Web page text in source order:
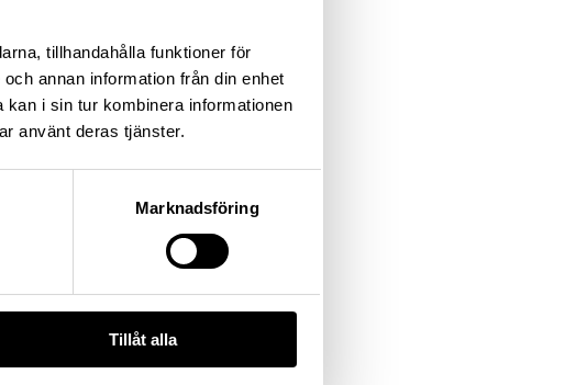
tillhandahålla funktioner för
annan information från din enhet
i sin tur kombinera informationen
använt deras tjänster.
Marknadsföring
Tillåt alla